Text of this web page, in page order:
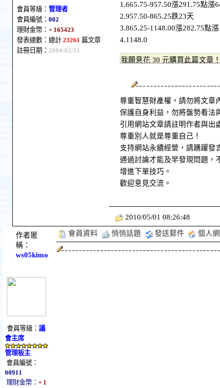
會員等級： 管理者
會員編號： 002
理財金幣： + 165423
發表總數：總計 23261 篇文章
註冊日期： 2004/02/11
1.665.75-957.50漲291.75點漲
2.957.50-865.25跌23天
3.865.25-1148.00漲282.75點
4.1148.0
尊重智慧財產權，請勿將文章
保護自身利益，勿將盤勢看法
引用網站文章請註明作者與出
尊重別人就是尊重自己！
支持網站永續經營，請踴躍發
通過討論才能及早發現問題，
增進下單技巧。
歡迎意見交流。
2010/05/01 08:26:48
作者匿
稱：
ws05kimo
會員等級： 議
會主席
管理板主
會員編號：
00911
理財金幣： + 1
會員資料 悄悄話題 發送郵件 個人